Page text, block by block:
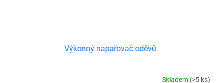
Výkonný napařovač oděvů
Skladem (>5 ks)